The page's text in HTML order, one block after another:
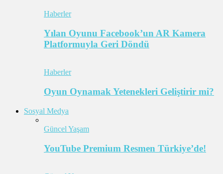
Haberler
Yılan Oyunu Facebook’un AR Kamera
Platformuyla Geri Döndü
Haberler
Oyun Oynamak Yetenekleri Geliştirir mi?
Sosyal Medya
Güncel Yaşam
YouTube Premium Resmen Türkiye’de!